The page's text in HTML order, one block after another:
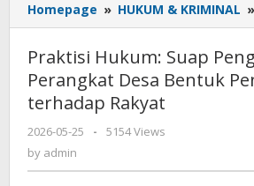
Homepage » HUKUM & KRIMINAL »
Praktisi Hukum: Suap
Perangkat Desa Bentuk
terhadap Rakyat
2026-05-25
by
-
5154 Views
by admin